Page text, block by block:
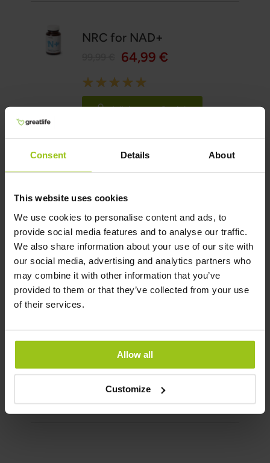
Consent Details About
This website uses cookies
We use cookies to personalise content and ads, to
provide social media features and to analyse our traffic.
We also share information about your use of our site with
our social media, advertising and analytics partners who
may combine it with other information that you’ve
provided to them or that they’ve collected from your use
of their services.
Allow all
Customize
NRC for NAD+
64,99 €
Rating:
100%
Adicionar ao Carrinho
Magnésio M4
36,99 €
42,99 €
Rating:
100%
Adicionar ao Carrinho
Vitamina D3 2000 UI + K2
21,99 €
Rating:
Adicionar ao Carrinho